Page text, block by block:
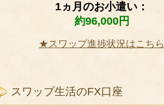
1ヵ月のお小遣い：
約96,000円
★スワップ進捗状況はこちら
スワップ生活のFX口座